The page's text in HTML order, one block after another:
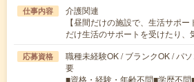
仕事内容
介護関連
【昼間だけの施設で、生活サポ
だけ生活のサポートを受けたり
応募資格
職種未経験OK / ブランクOK / パ
要
■資格・経験・年齢不問■学歴不